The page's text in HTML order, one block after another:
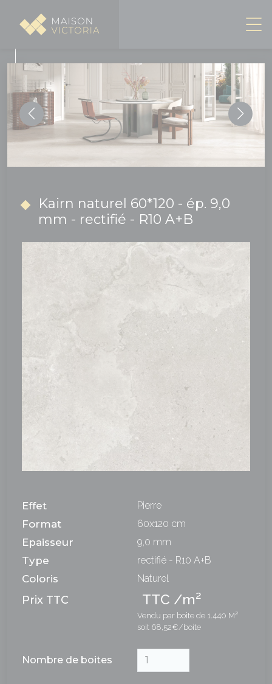
Kairn naturel 60*120 - ép. 9,0
mm - rectifié - R10 A+B
Effet Pierre
Format 60x120 cm
Epaisseur 9,0 mm
Type rectifié - R10 A+B
Coloris Naturel
Prix TTC TTC /m2
Vendu par boite de 1.440 M²
soit 68,52€/boite
Nombre de boites